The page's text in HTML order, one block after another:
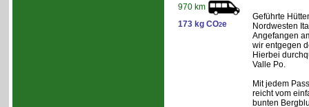
970 km
173 kg CO2e
Geführte
Nordwesten
Angefangen
wir entgegen
Hierbei
Valle Po.
Mit jedem
reicht vom
bunten